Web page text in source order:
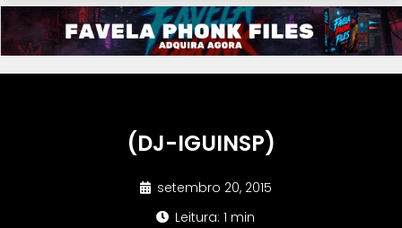
(DJ-IGUINSP)
setembro 20, 2015
Leitura: 1 min